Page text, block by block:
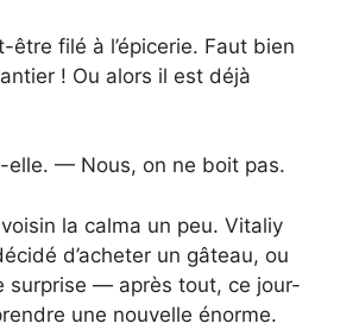
filé à l’épicerie. Faut bien
! Ou alors il est déjà
— Nous, on ne boit pas.
la calma un peu. Vitaliy
d’acheter un gâteau, ou
surprise — après tout, ce jour-
une nouvelle énorme.